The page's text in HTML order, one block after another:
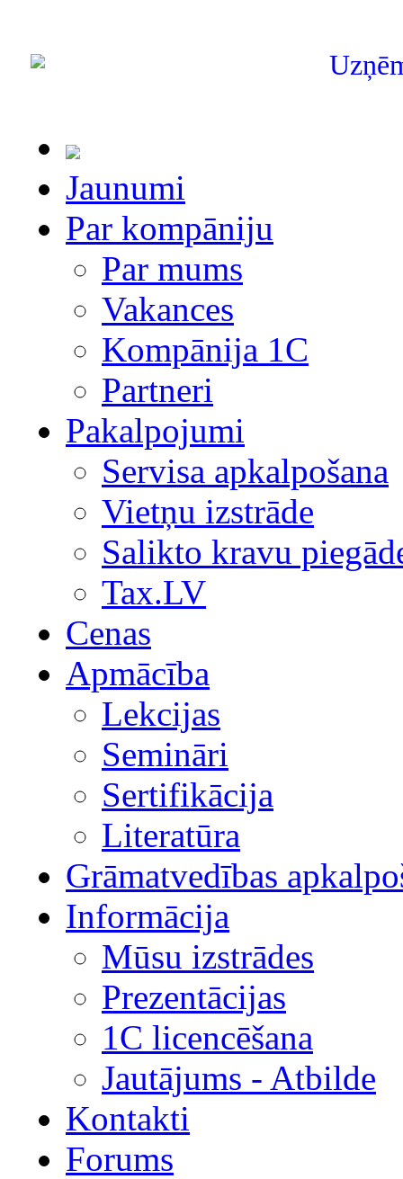
Jaunumi
Par kompāniju
Par mums
Vakances
Kompānija 1С
Partneri
Pakalpojumi
Servisa apkalpošana
Vietņu izstrāde
Salikto kravu
Tax.LV
Cenas
Apmācība
Lekcijas
Semināri
Sertifikācija
Literatūra
Grāmatvedības
Informācija
Mūsu izstrādes
Prezentācijas
1С licencēšana
Jautājums - Atbilde
Kontakti
Forums